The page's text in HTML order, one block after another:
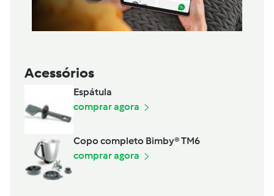
Acessórios
Espátula
comprar agora
Copo completo Bimby® TM6
comprar agora